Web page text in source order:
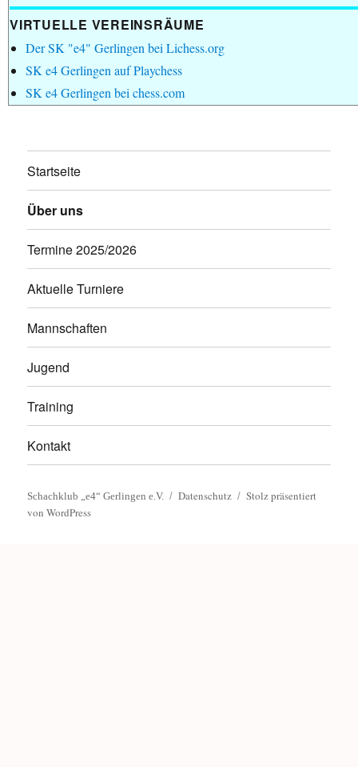
VIRTUELLE VEREINSRÄUME
Der SK "e4" Gerlingen bei Lichess.org
SK e4 Gerlingen auf Playchess
SK e4 Gerlingen bei chess.com
Startseite
Über uns
Termine 2025/2026
Aktuelle Turniere
Mannschaften
Jugend
Training
Kontakt
Schachklub „e4“ Gerlingen e.V. Datenschutz
Stolz präsentiert
von WordPress